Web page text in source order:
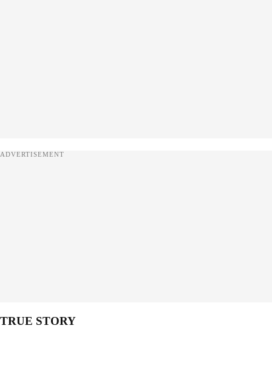
ADVERTISEMENT
TRUE STORY